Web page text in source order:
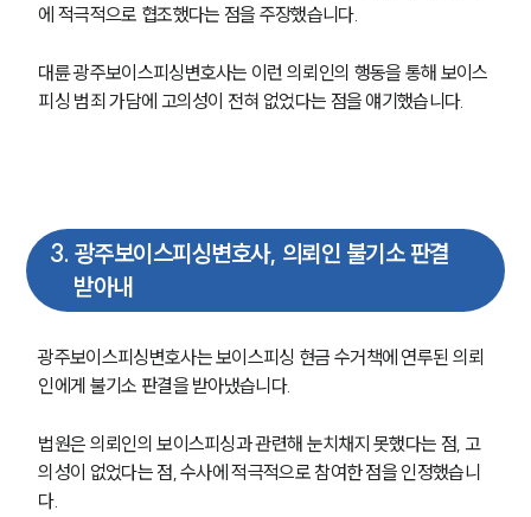
에 적극적으로 협조했다는 점을 주장했습니다.
대륜 광주보이스피싱변호사는 이런 의뢰인의 행동을 통해 보이스
피싱 범죄 가담에 고의성이 전혀 없었다는 점을 얘기했습니다.
3. 광주보이스피싱변호사, 의뢰인 불기소 판결
받아내
광주보이스피싱변호사는 보이스피싱 현금 수거책에 연루된 의뢰
인에게 불기소 판결을 받아냈습니다.
법원은 의뢰인의 보이스피싱과 관련해 눈치채지 못했다는 점, 고
의성이 없었다는 점, 수사에 적극적으로 참여한 점을 인정했습니
다.